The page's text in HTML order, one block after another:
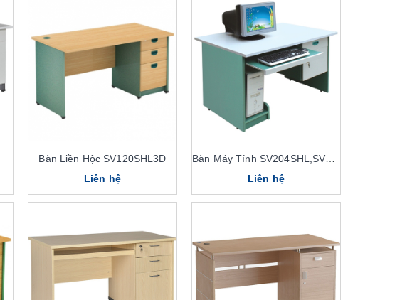
Bàn Liền Hộc SV120SHL3D
Liên hệ
Bàn Máy Tính SV204SHL,SV204HL
Liên hệ